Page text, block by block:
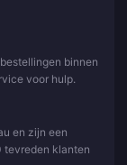
binnen
voor hulp.
en zijn een
tevreden klanten